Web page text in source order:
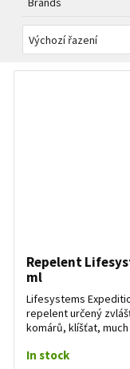
Repelent
ml
Lifesystems
repelent určený
komárů, klíšťat, much
In stock